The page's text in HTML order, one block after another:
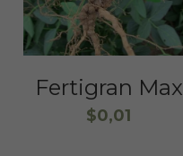
Fertigran Max
$0,01